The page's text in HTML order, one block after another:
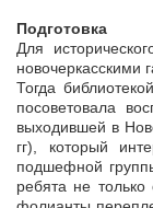
Подготовка
Для
новочеркасскими
Тогда
посоветовала
выходившей в
гг), который
подшефной
ребята не